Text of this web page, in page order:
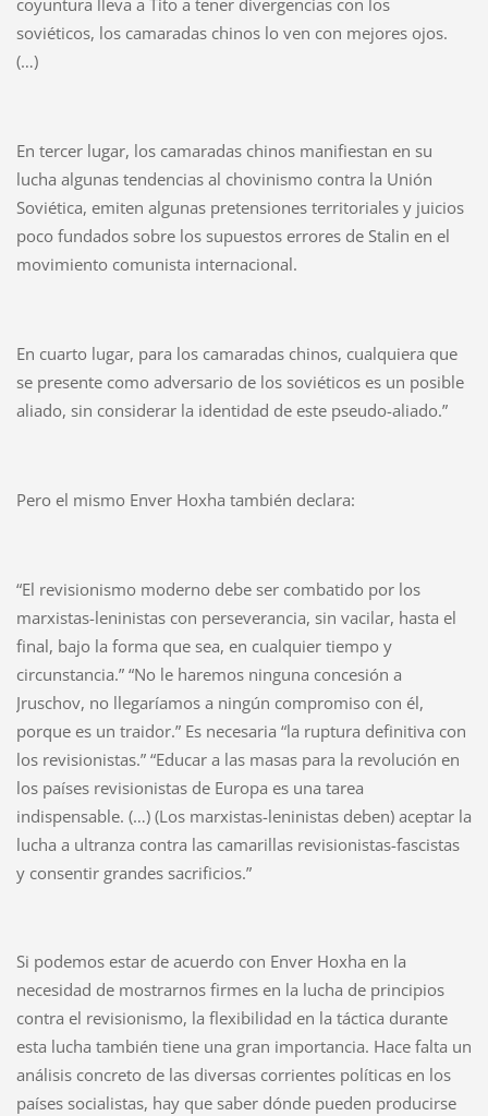
soviéticos, los camaradas chinos lo ven con mejores ojos.
(…)
En tercer lugar, los camaradas chinos manifiestan en su
lucha algunas tendencias al chovinismo contra la Unión
Soviética, emiten algunas pretensiones territoriales y juicios
poco fundados sobre los supuestos errores de Stalin en el
movimiento comunista internacional.
En cuarto lugar, para los camaradas chinos, cualquiera que
se presente como adversario de los soviéticos es un posible
aliado, sin considerar la identidad de este pseudo-aliado.”
Pero el mismo Enver Hoxha también declara:
“El revisionismo moderno debe ser combatido por los
marxistas-leninistas con perseverancia, sin vacilar, hasta el
final, bajo la forma que sea, en cualquier tiempo y
circunstancia.” “No le haremos ninguna concesión a
Jruschov, no llegaríamos a ningún compromiso con él,
porque es un traidor.” Es necesaria “la ruptura definitiva con
los revisionistas.” “Educar a las masas para la revolución en
los países revisionistas de Europa es una tarea
indispensable. (…) (Los marxistas-leninistas deben) aceptar la
lucha a ultranza contra las camarillas revisionistas-fascistas
y consentir grandes sacrificios.”
Si podemos estar de acuerdo con Enver Hoxha en la
necesidad de mostrarnos firmes en la lucha de principios
contra el revisionismo, la flexibilidad en la táctica durante
esta lucha también tiene una gran importancia. Hace falta un
análisis concreto de las diversas corrientes políticas en los
países socialistas, hay que saber dónde pueden producirse